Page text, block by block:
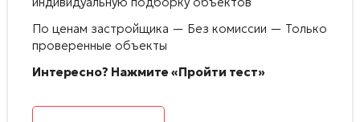
По ценам застройщика — Без комиссии — Только
проверенные объекты
Интересно? Нажмите «Пройти тест»